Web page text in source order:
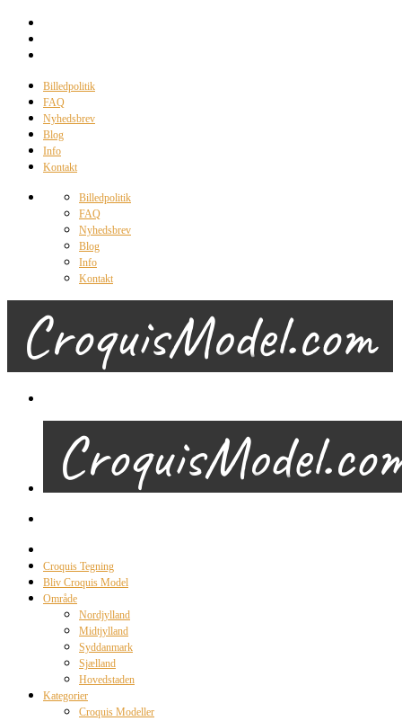
Billedpolitik
FAQ
Nyhedsbrev
Blog
Info
Kontakt
Billedpolitik
FAQ
Nyhedsbrev
Blog
Info
Kontakt
Croquis Tegning
Bliv Croquis Model
Område
Nordjylland
Midtjylland
Syddanmark
Sjælland
Hovedstaden
Kategorier
Croquis Modeller